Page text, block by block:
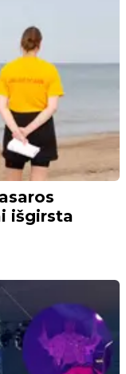
išgirsta